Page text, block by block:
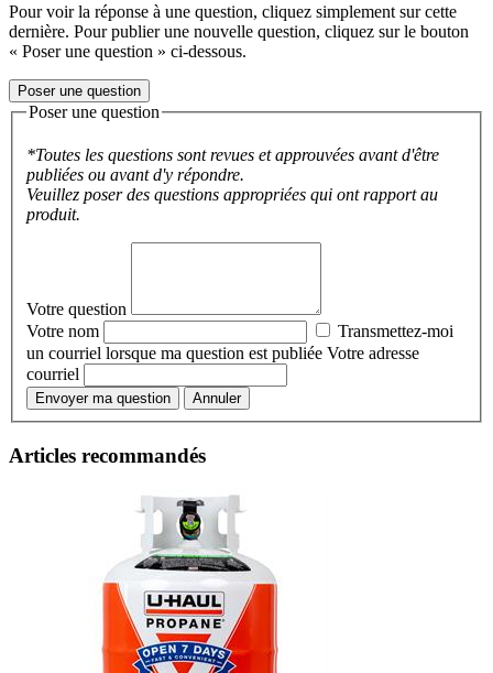
Pour voir la réponse à une question, cliquez simplement sur cette
dernière. Pour publier une nouvelle question, cliquez sur le bouton
« Poser une question » ci-dessous.
Poser une question
Poser une question
*Toutes les questions sont revues et approuvées avant d'être
publiées ou avant d'y répondre.
Veuillez poser des questions appropriées qui ont rapport au
produit.
Votre question
Votre nom
Transmettez-moi
un courriel lorsque ma question est publiée Votre adresse
courriel
Envoyer ma question Annuler
Articles recommandés